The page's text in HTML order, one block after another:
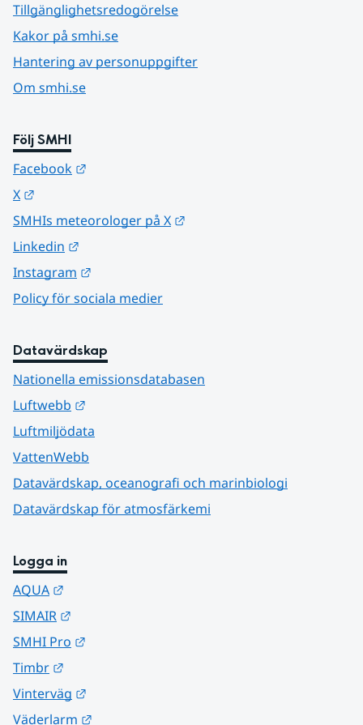
Tillgänglighetsredogörelse
Kakor på smhi.se
Hantering av personuppgifter
Om smhi.se
Följ SMHI
Facebook
X
SMHIs meteorologer på X
Linkedin
Instagram
Policy för sociala medier
Datavärdskap
Nationella emissionsdatabasen
Luftwebb
Luftmiljödata
VattenWebb
Datavärdskap, oceanografi och marinbiologi
Datavärdskap för atmosfärkemi
Logga in
AQUA
SIMAIR
SMHI Pro
Timbr
Vinterväg
Väderlarm